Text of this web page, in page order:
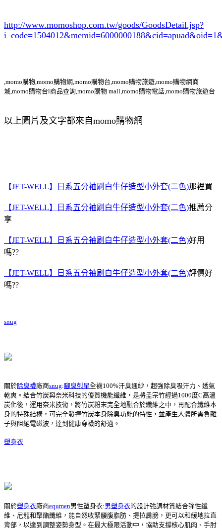
http://www.momoshop.com.tw/goods/GoodsDetail.jsp?
i_code=1504012
,momo購物,momo購物網,momo購物台,momo購物旅遊,momo購物網商
城,momo購物台l商品查詢,momo購物 mall,momo購物電話,momo購物旅遊台
以上圖片及文字都來自momo購物網
【JET-WELL】日系五分袖刷白牛仔造型小外套(二色)那裡買
【JET-WELL】日系五分袖刷白牛仔造型小外套(二色)推薦分
享
【JET-WELL】日系五分袖刷白牛仔造型小外套(二色)好用
嗎??
【JET-WELL】日系五分袖刷白牛仔造型小外套(二色)評價好
嗎??
snug
關於除臭襪廠商snug:腳臭剋星全襪100%汗臭通紗，超強除臭吸汗力、透氣
乾爽。結合竹炭與奈米科技的優質機能纖維，是將孟宗竹經過1000度C高溫
炭化後，運用奈米技術，將竹炭粉末完全地融合於纖維之中，再配合纖維本
身的特殊結構，可完全發揮竹炭本身除臭功能的特性，並產生人體所需負離
子與阻絕電磁波，達到健康穿襪的舒適。
塑身衣
關於塑身衣廠商equmen男性塑身衣:男塑身衣的設計強調材質結合彈性纖
維、尼龍和聚酯纖維，能自然收緊腰腹脂肪、提拉肩膀，更可以和緩地拉直
背部，以達到調整姿勢身型。在最大極限活動中，協助支撐核心肌肉、手肘